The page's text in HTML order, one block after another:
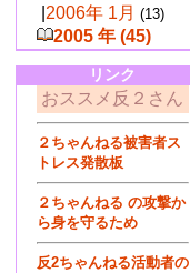
2006年 1月 (13)
2005 年 (45)
リンク
おススメ反２さん
２ちゃんねる被害者ス
トレス発散板
２ちゃんねる の攻撃か
ら身を守るため
反2ちゃんねる活動者の